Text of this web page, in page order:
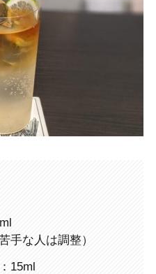
手な人は調整）
15ml